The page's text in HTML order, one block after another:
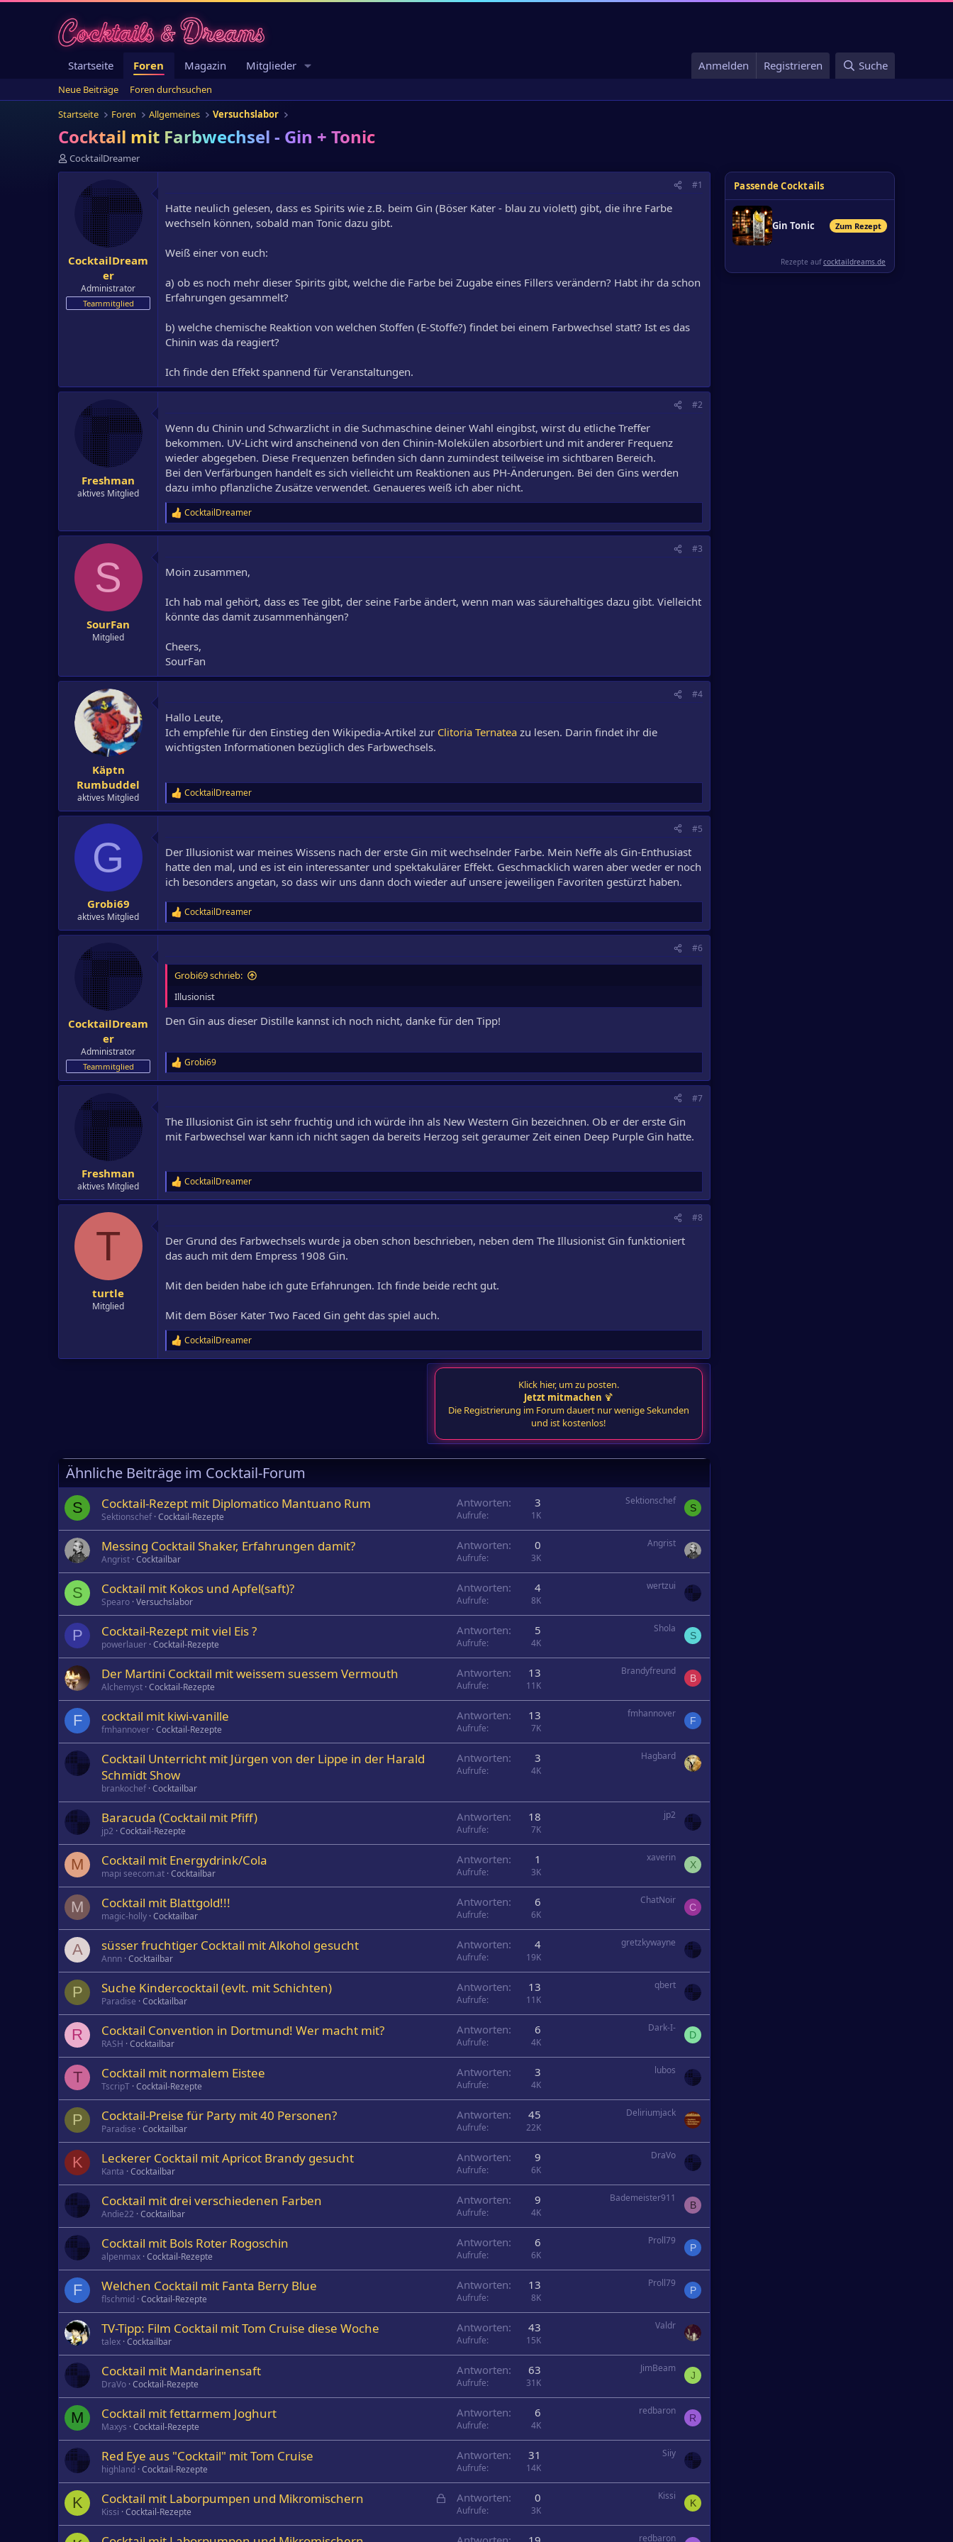
Startseite Foren Magazin Mitglieder Anmelden Registrieren Suche
Neue Beiträge
Foren durchsuchen
Startseite
Foren Allgemeines Versuchslabor
Cocktail mit Farbwechsel - Gin + Tonic
E
r
r
CocktailDreamer
CocktailDream
er
Administrator
Teammitglied
#1
Hatte neulich gelesen, dass es Spirits wie z.B. beim Gin (Böser Kater - blau zu violett) gibt, die ihre Farbe
wechseln können, sobald man Tonic dazu gibt.
Weiß einer von euch:
a) ob es noch mehr dieser Spirits gibt, welche die Farbe bei Zugabe eines Fillers verändern? Habt ihr da schon
Erfahrungen gesammelt?
b) welche chemische Reaktion von welchen Stoffen (E-Stoffe?) findet bei einem Farbwechsel statt? Ist es das
Chinin was da reagiert?
Ich finde den Effekt spannend für Veranstaltungen.
Freshman
aktives Mitglied
#2
Wenn du Chinin und Schwarzlicht in die Suchmaschine deiner Wahl eingibst, wirst du etliche Treffer
bekommen. UV-Licht wird anscheinend von den Chinin-Molekülen absorbiert und mit anderer Frequenz
wieder abgegeben. Diese Frequenzen befinden sich dann zumindest teilweise im sichtbaren Bereich.
Bei den Verfärbungen handelt es sich vielleicht um Reaktionen aus PH-Änderungen. Bei den Gins werden
dazu imho pflanzliche Zusätze verwendet. Genaueres weiß ich aber nicht.
R
e
a
i
n
e
n
CocktailDreamer
S
SourFan
Mitglied
#3
Moin zusammen,
Ich hab mal gehört, dass es Tee gibt, der seine Farbe ändert, wenn man was säurehaltiges dazu gibt. Vielleicht
könnte das damit zusammenhängen?
Cheers,
SourFan
Käptn
Rumbuddel
aktives Mitglied
#4
Hallo Leute,
Ich empfehle für den Einstieg den Wikipedia-Artikel zur Clitoria Ternatea zu lesen. Darin findet ihr die
wichtigsten Informationen bezüglich des Farbwechsels.
R
e
a
i
o
n
e
n
CocktailDreamer
G
Grobi69
aktives Mitglied
#5
Der Illusionist war meines Wissens nach der erste Gin mit wechselnder Farbe. Mein Neffe als Gin-Enthusiast
hatte den mal, und es ist ein interessanter und spektakulärer Effekt. Geschmacklich waren aber weder er noch
ich besonders angetan, so dass wir uns dann doch wieder auf unsere jeweiligen Favoriten gestürzt haben.
R
e
a
t
n
e
n
CocktailDreamer
CocktailDream
er
Administrator
Teammitglied
#6
Grobi69 schrieb:
Illusionist
Den Gin aus dieser Distille kannst ich noch nicht, danke für den Tipp!
R
e
a
i
o
n
Grobi69
Freshman
aktives Mitglied
#7
The Illusionist Gin ist sehr fruchtig und ich würde ihn als New Western Gin bezeichnen. Ob er der erste Gin
mit Farbwechsel war kann ich nicht sagen da bereits Herzog seit geraumer Zeit einen Deep Purple Gin hatte.
R
e
a
i
o
n
CocktailDreamer
T
turtle
Mitglied
#8
Der Grund des Farbwechsels wurde ja oben schon beschrieben, neben dem The Illusionist Gin funktioniert
das auch mit dem Empress 1908 Gin.
Mit den beiden habe ich gute Erfahrungen. Ich finde beide recht gut.
Mit dem Böser Kater Two Faced Gin geht das spiel auch.
R
e
:
CocktailDreamer
Klick hier, um zu posten.
Jetzt mitmachen 🍹
Die Registrierung im Forum dauert nur wenige Sekunden
und ist kostenlos!
Ähnliche Beiträge im Cocktail-Forum
S Cocktail-Rezept mit Diplomatico Mantuano Rum
Sektionschef Cocktail-Rezepte
Antworten 3
Aufrufe 1K
Sektionschef
S
Messing Cocktail Shaker, Erfahrungen damit?
Angrist Cocktailbar
Antworten 0
Aufrufe 3K
Angrist
S Cocktail mit Kokos und Apfel(saft)?
Spearo Versuchslabor
Antworten 4
Aufrufe 8K
wertzui
P Cocktail-Rezept mit viel Eis ?
powerlauer Cocktail-Rezepte
Antworten 5
Aufrufe 4K
Shola
S
Der Martini Cocktail mit weissem suessem Vermouth
Alchemyst Cocktail-Rezepte
Antworten 13
Aufrufe 11K
Brandyfreund
B
F cocktail mit kiwi-vanille
fmhannover Cocktail-Rezepte
Antworten 13
Aufrufe 7K
fmhannover
F
Cocktail Unterricht mit Jürgen von der Lippe in der Harald
Schmidt Show
brankochef Cocktailbar
Antworten 3
Aufrufe 4K
Hagbard
Baracuda (Cocktail mit Pfiff)
jp2 Cocktail-Rezepte
Antworten 18
Aufrufe 7K
jp2
M Cocktail mit Energydrink/Cola
mapi seecom.at Cocktailbar
Antworten 1
Aufrufe 3K
xaverin
X
M Cocktail mit Blattgold!!!
magic-holly Cocktailbar
Antworten 6
Aufrufe 6K
ChatNoir
C
A süsser fruchtiger Cocktail mit Alkohol gesucht
Annn Cocktailbar
Antworten 4
Aufrufe 19K
gretzkywayne
P Suche Kindercocktail (evlt. mit Schichten)
Paradise Cocktailbar
Antworten 13
Aufrufe 11K
qbert
R Cocktail Convention in Dortmund! Wer macht mit?
RASH Cocktailbar
Antworten 6
Aufrufe 4K
Dark-I-
D
T Cocktail mit normalem Eistee
TscripT Cocktail-Rezepte
Antworten 3
Aufrufe 4K
lubos
P Cocktail-Preise für Party mit 40 Personen?
Paradise Cocktailbar
Antworten 45
Aufrufe 22K
Deliriumjack
K Leckerer Cocktail mit Apricot Brandy gesucht
Kanta Cocktailbar
Antworten 9
Aufrufe 6K
DraVo
Cocktail mit drei verschiedenen Farben
Andie22 Cocktailbar
Antworten 9
Aufrufe 4K
Bademeister911
B
Cocktail mit Bols Roter Rogoschin
alpenmax Cocktail-Rezepte
Antworten 6
Aufrufe 6K
Proll79
P
F Welchen Cocktail mit Fanta Berry Blue
flschmid Cocktail-Rezepte
Antworten 13
Aufrufe 8K
Proll79
P
TV-Tipp: Film Cocktail mit Tom Cruise diese Woche
talex Cocktailbar
Antworten 43
Aufrufe 15K
Valdr
Cocktail mit Mandarinensaft
DraVo Cocktail-Rezepte
Antworten 63
Aufrufe 31K
JimBeam
J
M Cocktail mit fettarmem Joghurt
Maxys Cocktail-Rezepte
Antworten 6
Aufrufe 4K
redbaron
R
Red Eye aus "Cocktail" mit Tom Cruise
highland Cocktail-Rezepte
Antworten 31
Aufrufe 14K
Siiy
K
G
s
Cocktail mit Laborpumpen und Mikromischern
Kissi Cocktail-Rezepte
Antworten 0
Aufrufe 3K
Kissi
K
redbaron
Passende Cocktails
Gin Tonic Zum Rezept
Rezepte aufcocktaildreams.de